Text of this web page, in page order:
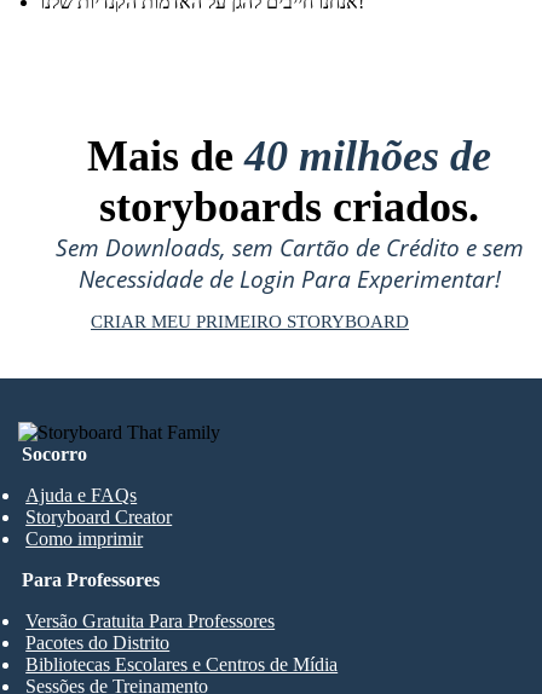
Mais de40 milhões de
storyboards criados.
Sem Downloads, sem Cartão de Crédito e sem
Necessidade de Login Para Experimentar!
CRIAR MEU PRIMEIRO STORYBOARD
Socorro
Ajuda e FAQs
Storyboard Creator
Como imprimir
Para Professores
Versão Gratuita Para Professores
Pacotes do Distrito
Bibliotecas Escolares e Centros de Mídia
Sessões de Treinamento